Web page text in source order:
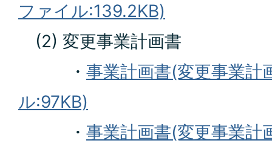
ファイル:139.2KB)
(2) 変更事業計画書
・ 事業計画書(変更事業計
ル:97KB)
・ 事業計画書(変更事業計